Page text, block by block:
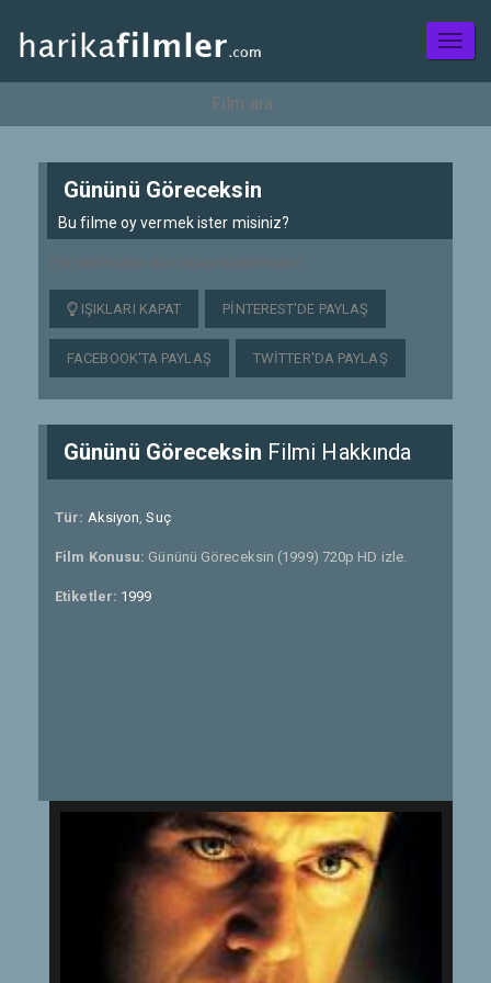
Gününü Göreceksin
Bu filme oy vermek ister misiniz?
IŞIKLARI KAPAT PINTEREST'DE PAYLAŞ
FACEBOOK'TA PAYLAŞ TWITTER'DA PAYLAŞ
Gününü Göreceksin Filmi Hakkında
Tür: Aksiyon,Suç
Film Konusu: Gününü Göreceksin (1999) 720p HD izle.
Etiketler: 1999